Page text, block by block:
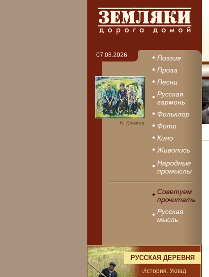
07.08.2026
Н. Климов
Поэзия
Проза
Песни
Русская
гармонь
Фольклор
Фото
Кино
Живопись
Народные
промыслы
Советуем
прочитать
Русская
мысль
РУССКАЯ ДЕРЕВНЯ
История. Уклад